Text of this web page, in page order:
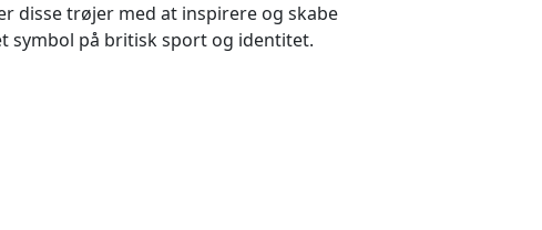
disse trøjer med at inspirere og skabe
symbol på britisk sport og identitet.